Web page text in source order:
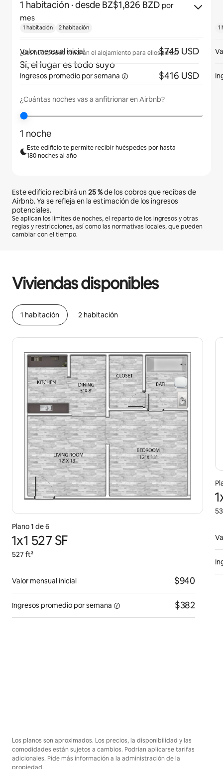
1 habitación · desde BZ$1,826 BZD por
mes
¿Los huéspedes tendrán el alojamiento para ellos solos?
Sí, el lugar es todo suyo
¿Cuántas noches vas a anfitrionar en Airbnb?
1 noche
Este edificio te permite recibir huéspedes por hasta
180 noches al año
Este edificio recibirá un25 %de los cobros que recibas de
Airbnb. Ya se refleja en la estimación de los ingresos
potenciales.
Se aplican los límites de noches, el reparto de los ingresos y otras
reglas y restricciones, así como las normativas locales, que pueden
cambiar con el tiempo.
Viviendas disponibles
1 habitación 2 habitación
Plano 1 de 6
1x1 527 SF
527 ft²
Valor mensual inicial $940
Ingresos promedio por semana $382
Los planos son aproximados. Los precios, la disponibilidad y las
comodidades están sujetos a cambios. Podrían aplicarse tarifas
adicionales. Pide más información a la administración de la
1 habitación 2 habitación
Valor mensual inicial $745 USD
Ingresos promedio por semana $416 USD
1